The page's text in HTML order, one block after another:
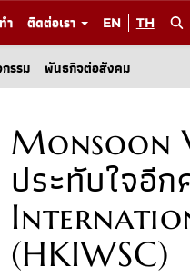
รรม พันธกิจต่อสังคม
ำ ติดต่อเรา EN TH
Monsoon
ประทับใจอี
(HKIWSC)